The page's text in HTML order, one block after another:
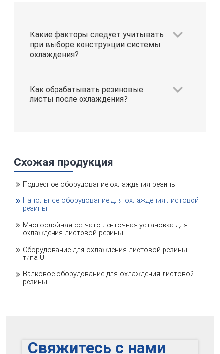
Какие факторы следует учитывать
при выборе конструкции системы
охлаждения?
Как обрабатывать резиновые
листы после охлаждения?
Схожая продукция
Подвесное оборудование охлаждения резины
Напольное оборудование для охлаждения листовой
резины
Многослойная сетчато-ленточная установка для
охлаждения листовой резины
Оборудование для охлаждения листовой резины
типа U
Валковое оборудование для охлаждения листовой
резины
Свяжитесь с нами